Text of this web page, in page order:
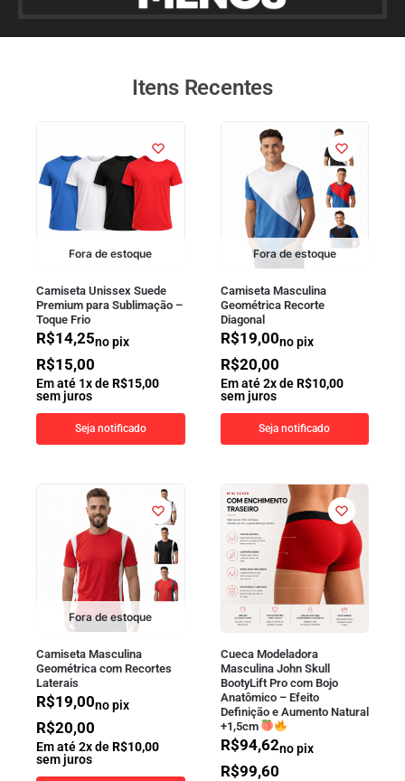
Itens Recentes
Fora de estoque
Camiseta Unissex Suede
Premium para Sublimação –
Toque Frio
R$14,25no pix
R$15,00
Em até 1x deR$15,00
sem juros
Seja notificado
Fora de estoque
Camiseta Masculina
Geométrica Recorte
Diagonal
R$19,00no pix
R$20,00
Em até2x deR$10,00
sem juros
Seja notificado
Fora de estoque
Camiseta Masculina
Geométrica com Recortes
Laterais
R$19,00no pix
R$20,00
Em até2x deR$10,00
sem juros
Cueca Modeladora
Masculina John Skull
BootyLift Pro com Bojo
Anatômico – Efeito
Definição e Aumento Natural
+1,5cm
R$94,62no pix
R$99,60